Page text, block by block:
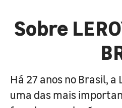
Sobre
Há 27 anos no Brasil, a
uma das mais